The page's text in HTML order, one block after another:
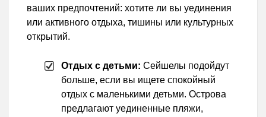
ваших предпочтений: хотите ли вы уединения
или активного отдыха, тишины или культурных
открытий.
Отдых с детьми: Сейшелы подойдут
больше, если вы ищете спокойный
отдых с маленькими детьми. Острова
предлагают уединенные пляжи,